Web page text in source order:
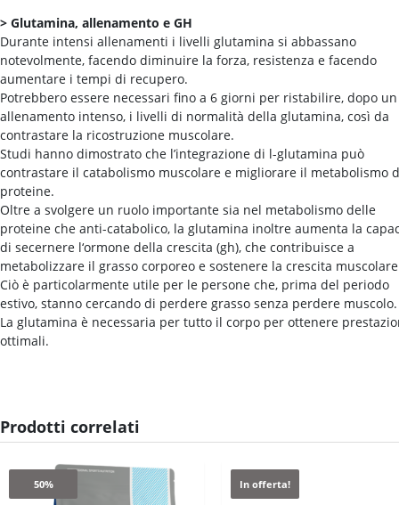
> Glutamina, allenamento e GH
Durante intensi allenamenti i livelli glutamina si abbassano
notevolmente, facendo diminuire la forza, resistenza e facendo
aumentare i tempi di recupero.
Potrebbero essere necessari fino a 6 giorni per ristabilire, dopo un
allenamento intenso, i livelli di normalità della glutamina, così da
contrastare la ricostruzione muscolare.
Studi hanno dimostrato che l’integrazione di l-glutamina può
contrastare il catabolismo muscolare e migliorare il metabolismo
proteine.
Oltre a svolgere un ruolo importante sia nel metabolismo delle
proteine che anti-catabolico, la glutamina inoltre aumenta la
di secernere l‘ormone della crescita (gh), che contribuisce a
metabolizzare il grasso corporeo e sostenere la crescita
Ciò è particolarmente utile per le persone che, prima del periodo
estivo, stanno cercando di perdere grasso senza perdere muscolo.
La glutamina è necessaria per tutto il corpo per ottenere
ottimali.
Prodotti correlati
50% In offerta!